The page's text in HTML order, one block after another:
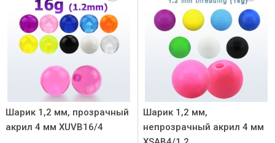
Шарик 1,2 мм, прозрачный
акрил 4 мм XUVB16/4
Шарик 1,2 мм,
непрозрачный акрил 4 мм